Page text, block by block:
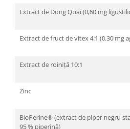
Extract de Dong Quai (0,60 mg
Extract de fruct de vitex 4:1 (0,30 mg
Extract de roiniță 10:1
Zinc
BioPerine® (extract de piper negru
95 % piperină)